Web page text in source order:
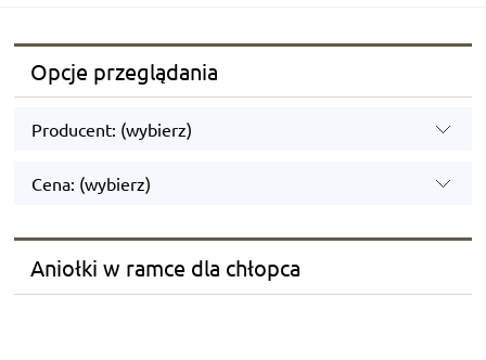
Opcje przeglądania
Producent: (wybierz)
Cena: (wybierz)
Aniołki w ramce dla chłopca